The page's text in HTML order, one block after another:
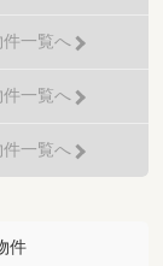
件一覧へ
件一覧へ
件一覧へ
件